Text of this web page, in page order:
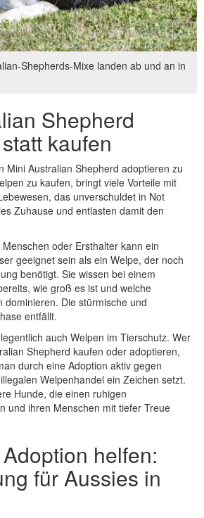
Shepherds-Mixe landen ab und an in
Shepherd
kaufen
Mini Australian Shepherd adoptieren zu
zu kaufen, bringt viele Vorteile mit
das unverschuldet in Not
Zuhause und entlasten damit den
oder Ersthalter kann ein
geeignet sein als ein Welpe, der noch
benötigt. Sie wissen bei einem
wie groß es ist und welche
dominieren. Die stürmische und
entfällt.
auch Welpen im Tierschutz. Wer
Shepherd kaufen oder adoptieren,
durch eine Adoption aktiv gegen
Welpenhandel ein Zeichen setzt.
Hunde, die einen ruhigen
und ihren Menschen mit tiefer Treue
helfen:
für Aussies in